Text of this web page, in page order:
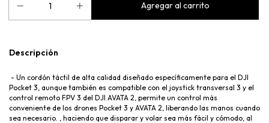
Descripción
- Un cordón táctil de alta calidad diseñado específicamente para el DJI
Pocket 3, aunque también es compatible con el joystick transversal 3 y el
control remoto FPV 3 del DJI AVATA 2, permite un control más
conveniente de los drones Pocket 3 y AVATA 2, liberando las manos cuando
sea necesario. , haciendo que disparar y volar sea más fácil y cómodo, al